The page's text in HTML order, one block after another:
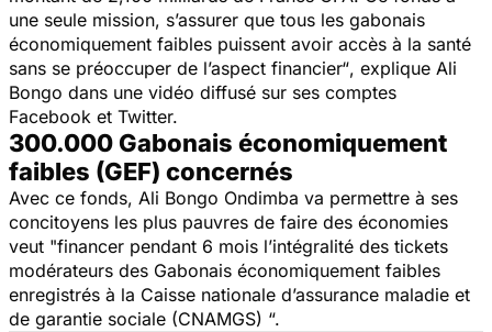
une seule mission, s’assurer que tous les gabonais
économiquement faibles puissent avoir accès à la santé
sans se préoccuper de l’aspect financier“, explique Ali
Bongo dans une vidéo diffusé sur ses comptes
Facebook et Twitter.
300.000 Gabonais économiquement
faibles (GEF) concernés
Avec ce fonds, Ali Bongo Ondimba va permettre à ses
concitoyens les plus pauvres de faire des économies
veut "financer pendant 6 mois l’intégralité des tickets
modérateurs des Gabonais économiquement faibles
enregistrés à la Caisse nationale d’assurance maladie et
de garantie sociale (CNAMGS) “.